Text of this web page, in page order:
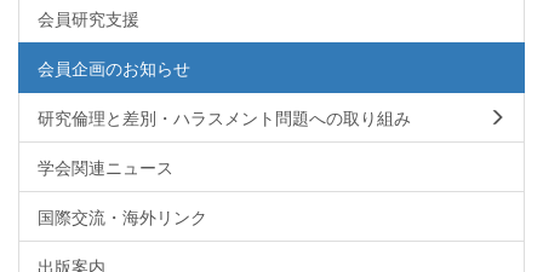
会員研究支援
会員企画のお知らせ
研究倫理と差別・ハラスメント問題への取り組み
学会関連ニュース
国際交流・海外リンク
出版案内